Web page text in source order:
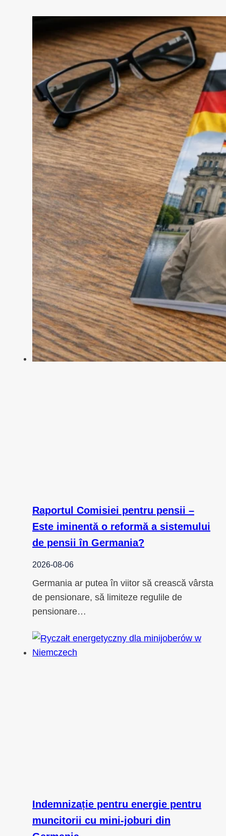
Raportul Comisiei pentru pensii –
Este iminentă o reformă a sistemului
de pensii în Germania?
2026-08-06
Germania ar putea în viitor să crească vârsta
de pensionare, să limiteze regulile de
pensionare…
Indemnizație pentru energie pentru
muncitorii cu mini-joburi din